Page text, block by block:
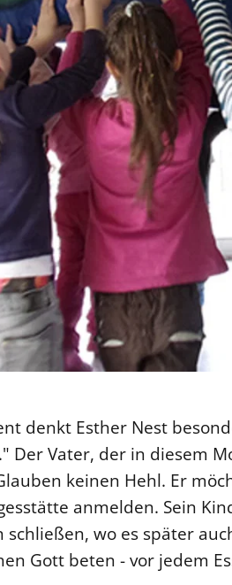
denkt Esther Nest
Der Vater, der in diesem
keinen Hehl. Er
anmelden. Sein
schließen, wo es später
Gott beten - vor jedem